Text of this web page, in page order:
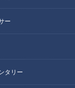
ー
タリー